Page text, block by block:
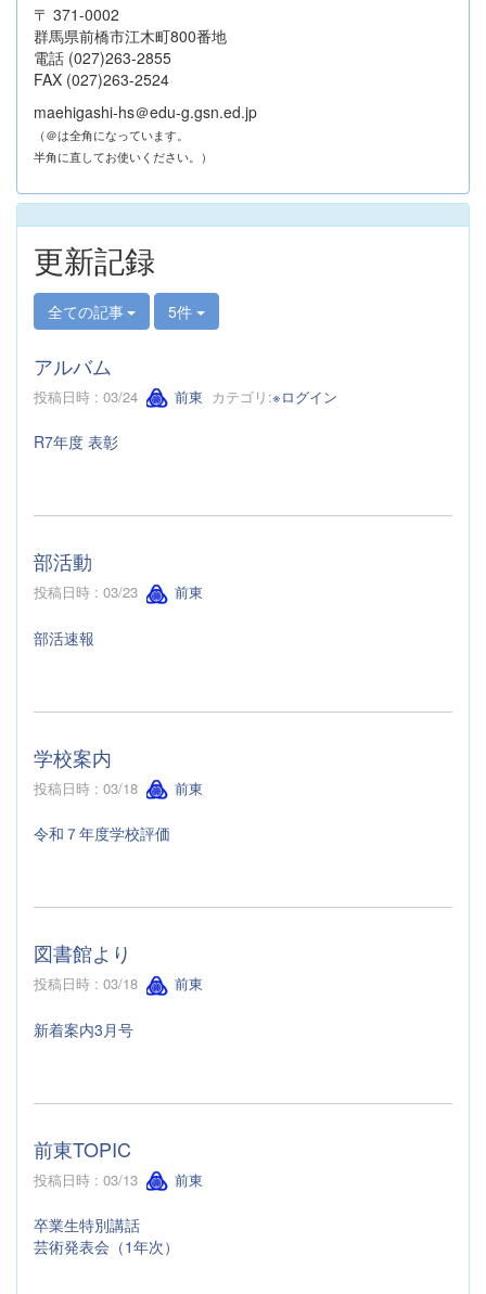
〒 371-0002
群馬県前橋市江木町800番地
電話 (027)263-2855
FAX (027)263-2524
maehigashi-hs＠edu-g.gsn.ed.jp
（＠は全角になっています。
半角に直してお使いください。）
更新記録
全ての記事 5件
アルバム
投稿日時 : 03/24 前東 カテゴリ:※ログイン
R7年度 表彰
部活動
投稿日時 : 03/23 前東
部活速報
学校案内
投稿日時 : 03/18 前東
令和７年度学校評価
図書館より
投稿日時 : 03/18 前東
新着案内3月号
前東TOPIC
投稿日時 : 03/13 前東
卒業生特別講話
芸術発表会（1年次）